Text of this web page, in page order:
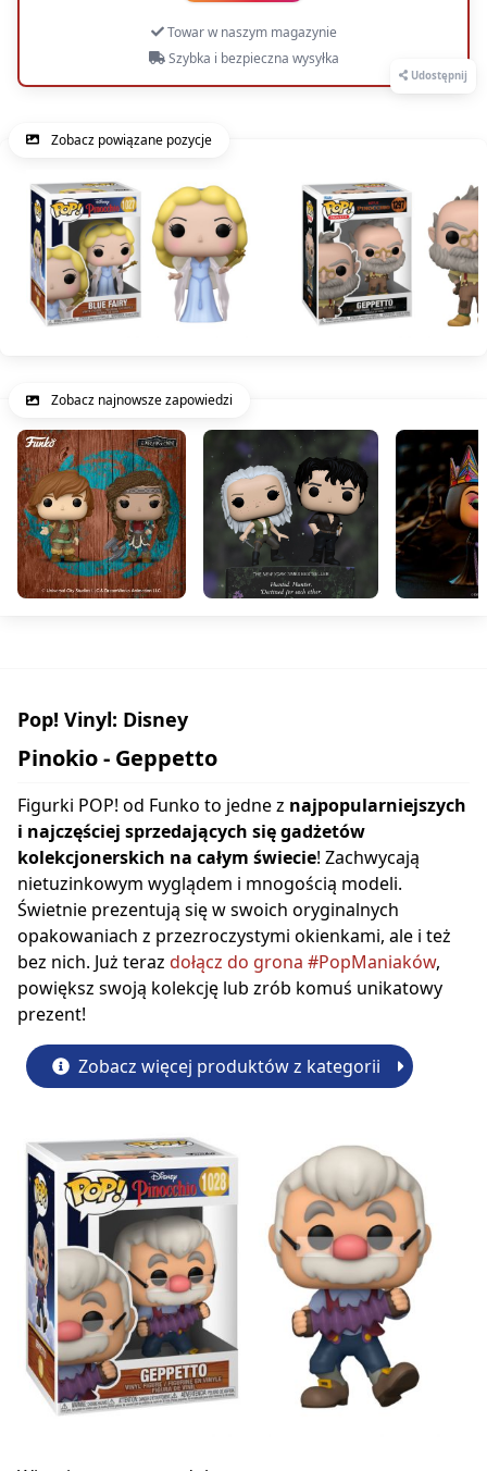
Udostępnij
Towar w naszym magazynie
Szybka i bezpieczna wysyłka
Zobacz powiązane pozycje
Zobacz najnowsze zapowiedzi
Pop! Vinyl: Disney
Pinokio - Geppetto
Figurki POP! od Funko to jedne z najpopularniejszych
i najczęściej sprzedających się gadżetów
kolekcjonerskich na całym świecie! Zachwycają
nietuzinkowym wyglądem i mnogością modeli.
Świetnie prezentują się w swoich oryginalnych
opakowaniach z przezroczystymi okienkami, ale i też
bez nich. Już teraz dołącz do grona #PopManiaków,
powiększ swoją kolekcję lub zrób komuś unikatowy
prezent!
Zobacz więcej produktów z kategorii